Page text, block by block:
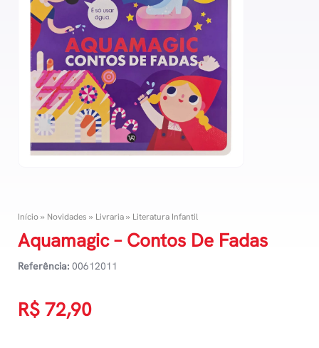
Início» Novidades » Livraria» Literatura Infantil
Aquamagic – Contos De Fadas
Referência: 00612011
R$ 72,90